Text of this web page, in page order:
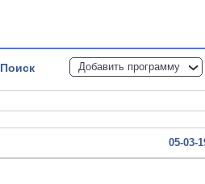
Поиск Добавить программу
05-03-